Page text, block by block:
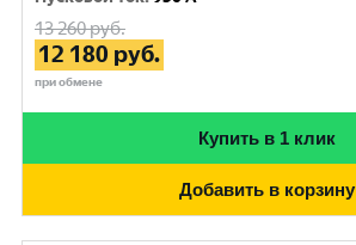
13 260руб.
12 180 руб.
при обмене
Купить в 1 клик
Добавить в корзину